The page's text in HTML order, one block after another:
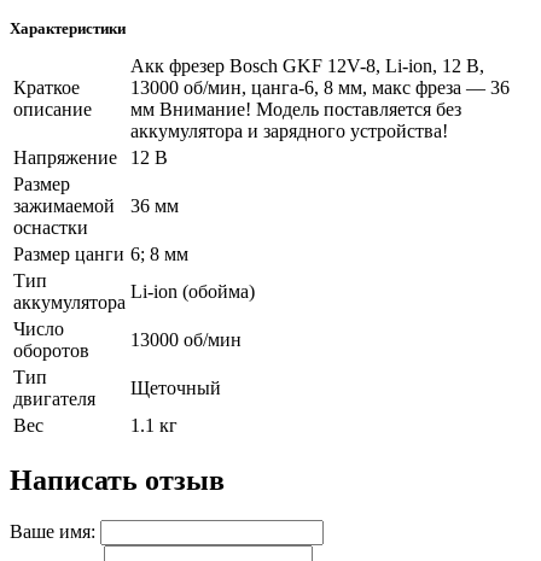
Характеристики
Краткое
описание
Акк фрезер Bosch GKF 12V-8, Li-ion, 12 В,
13000 об/мин, цанга-6, 8 мм, макс фреза — 36
мм Внимание! Модель поставляется без
аккумулятора и зарядного устройства!
Напряжение
12 В
Размер
зажимаемой
оснастки
36 мм
Размер цанги 6; 8 мм
Тип
аккумулятора
Li-ion (обойма)
Число
оборотов
13000 об/мин
Тип
двигателя
Щеточный
Вес
1.1 кг
Написать отзыв
Ваше имя: